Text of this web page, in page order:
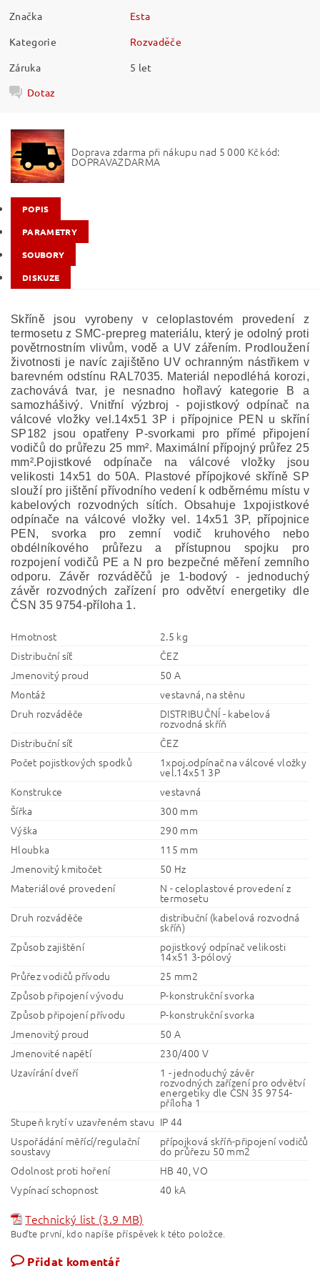
Značka
Esta
Kategorie
Rozvaděče
Záruka
5 let
Dotaz
Doprava zdarma při nákupu nad 5 000 Kč kód:
DOPRAVAZDARMA
POPIS
PARAMETRY
SOUBORY
DISKUZE
Skříně jsou vyrobeny v celoplastovém provedení z
termosetu z SMC-prepreg materiálu, který je odolný proti
povětrnostním vlivům, vodě a UV zářením. Prodloužení
životnosti je navíc zajištěno UV ochranným nástřikem v
barevném odstínu RAL7035. Materiál nepodléhá korozi,
zachovává tvar, je nesnadno hořlavý kategorie B a
samozhášivý. Vnitřní výzbroj - pojistkový odpínač na
válcové vložky vel.14x51 3P i přípojnice PEN u skříní
SP182 jsou opatřeny P-svorkami pro přímé připojení
vodičů do průřezu 25 mm². Maximální přípojný průřez 25
mm².Pojistkové odpínače na válcové vložky jsou
velikosti 14x51 do 50A. Plastové přípojkové skříně SP
slouží pro jištění přívodního vedení k odběrnému místu v
kabelových rozvodných sítích. Obsahuje 1xpojistkové
odpínače na válcové vložky vel. 14x51 3P, přípojnice
PEN, svorka pro zemní vodič kruhového nebo
obdélníkového průřezu a přístupnou spojku pro
rozpojení vodičů PE a N pro bezpečné měření zemního
odporu. Závěr rozváděčů je 1-bodový - jednoduchý
závěr rozvodných zařízení pro odvětví energetiky dle
ČSN 35 9754-příloha 1.
Hmotnost
2.5 kg
Distribuční síť
ČEZ
Jmenovitý proud
50 A
Montáž
vestavná, na stěnu
Druh rozváděče
DISTRIBUČNÍ - kabelová
rozvodná skříň
Distribuční síť
ČEZ
Počet pojistkových spodků
1xpoj.odpínač na válcové vložky
vel.14x51 3P
Konstrukce
vestavná
Šířka
300 mm
Výška
290 mm
Hloubka
115 mm
Jmenovitý kmitočet
50 Hz
Materiálové provedení
N - celoplastové provedení z
termosetu
Druh rozváděče
distribuční (kabelová rozvodná
skříň)
Způsob zajištění
pojistkový odpínač velikosti
14x51 3-pólový
Průřez vodičů přívodu
25 mm2
Způsob připojení vývodu
P-konstrukční svorka
Způsob připojení přívodu
P-konstrukční svorka
Jmenovitý proud
50 A
Jmenovité napětí
230/400 V
Uzavírání dveří
1 - jednoduchý závěr
rozvodných zařízení pro odvětví
energetiky dle ČSN 35 9754-
příloha 1
Stupeň krytí v uzavřeném stavu IP 44
Uspořádání měřící/regulační
soustavy
přípojková skříň-připojení vodičů
do průřezu 50 mm2
Odolnost proti hoření
HB 40, VO
Vypínací schopnost
40 kA
Technický list (3.9 MB)
Buďte první, kdo napíše příspěvek k této položce.
Přidat komentář